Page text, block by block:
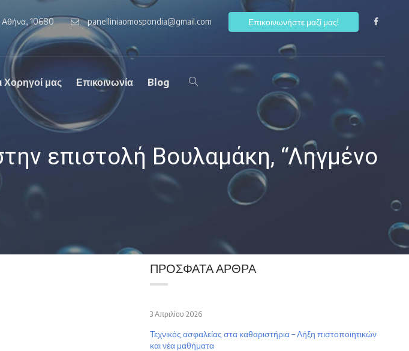
Αθήνα, 10680 panelliniaomospondia@gmail.com Επικοινωνήστε μαζί μας!
Χορηγοί μας Επικοινωνία Blog
επιστολή Βουλαμάκη, “Ληγμένο
ΠΡΌΣΦΑΤΑ ΆΡΘΡΑ
Τεχνικός ασφαλείας στα καθαριστήρια – Λήξη πιστοποιητικών
και νέα μαθήματα
3 Απριλίου 2026